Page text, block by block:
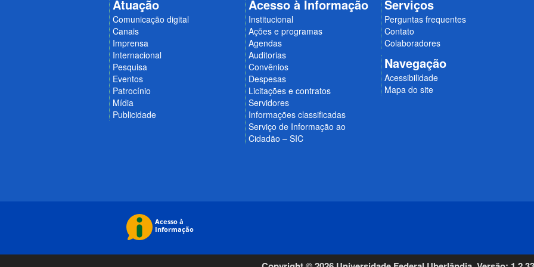
Atuação
Comunicação digital
Canais
Imprensa
Internacional
Pesquisa
Eventos
Patrocínio
Mídia
Publicidade
Acesso à Informação
Institucional
Ações e programas
Agendas
Auditorias
Convênios
Despesas
Licitações e contratos
Servidores
Informações classificadas
Serviço de Informação ao
Cidadão – SIC
Serviços
Perguntas frequentes
Contato
Colaboradores
Navegação
Acessibilidade
Mapa do site